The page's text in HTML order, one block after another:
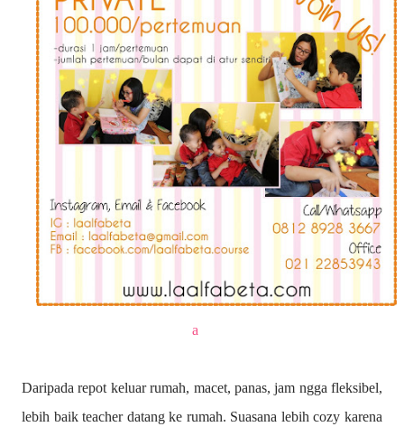
a
Daripada repot keluar rumah, macet, panas, jam ngga fleksibel,
lebih baik teacher datang ke rumah. Suasana lebih cozy karena